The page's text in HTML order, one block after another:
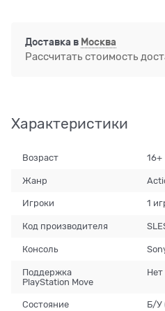
Доставка в Москва
Рассчитать стоимость
Характеристики
Возраст 16+
Жанр
Игроки 1
Код производителя
Консоль
Поддержка
PlayStation Move
Нет
Состояние Б/У